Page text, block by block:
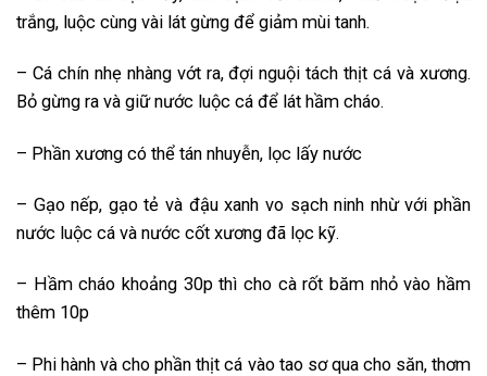
trắng, luộc cùng vài lát gừng để giảm mùi tanh.
– Cá chín nhẹ nhàng vớt ra, đợi nguội tách thịt cá và xương.
Bỏ gừng ra và giữ nước luộc cá để lát hầm cháo.
– Phần xương có thể tán nhuyễn, lọc lấy nước
– Gạo nếp, gạo tẻ và đậu xanh vo sạch ninh nhừ với phần
nước luộc cá và nước cốt xương đã lọc kỹ.
– Hầm cháo khoảng 30p thì cho cà rốt băm nhỏ vào hầm
thêm 10p
– Phi hành và cho phần thịt cá vào tao sơ qua cho săn, thơm